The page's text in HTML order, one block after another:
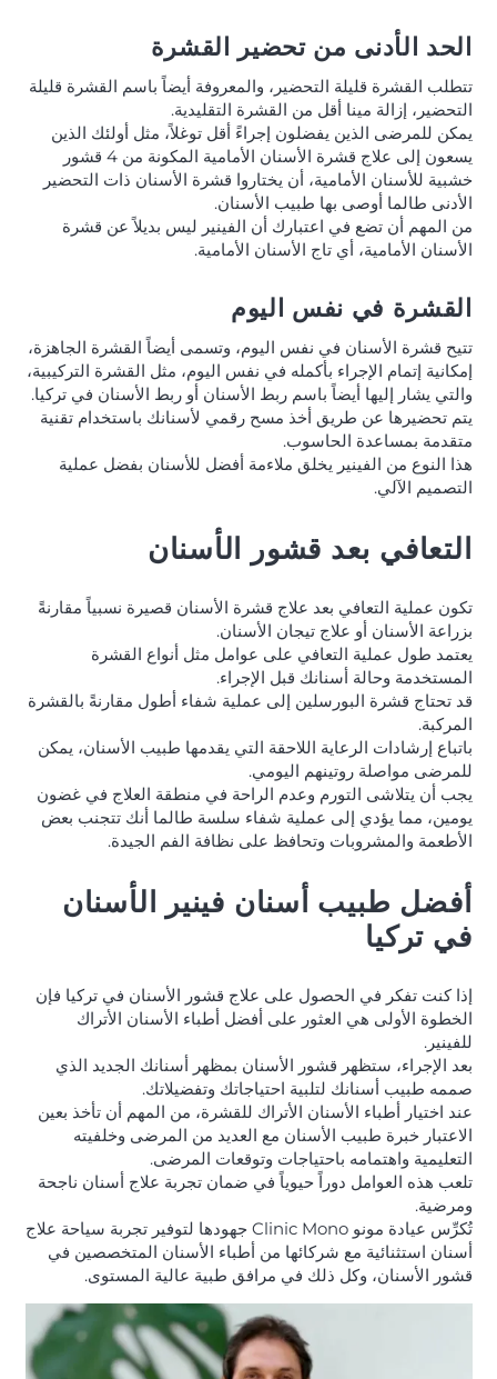
الحد الأدنى من تحضير القشرة
تتطلب القشرة قليلة التحضير، والمعروفة أيضاً باسم القشرة قليلة
التحضير، إزالة مينا أقل من القشرة التقليدية.
يمكن للمرضى الذين يفضلون إجراءً أقل توغلاً، مثل أولئك الذين
يسعون إلى علاج قشرة الأسنان الأمامية المكونة من 4 قشور
خشبية للأسنان الأمامية، أن يختاروا قشرة الأسنان ذات التحضير
الأدنى طالما أوصى بها طبيب الأسنان.
من المهم أن تضع في اعتبارك أن الفينير ليس بديلاً عن قشرة
الأسنان الأمامية، أي تاج الأسنان الأمامية.
القشرة في نفس اليوم
تتيح قشرة الأسنان في نفس اليوم، وتسمى أيضاً القشرة الجاهزة،
إمكانية إتمام الإجراء بأكمله في نفس اليوم، مثل القشرة التركيبية،
والتي يشار إليها أيضاً باسم ربط الأسنان أو ربط الأسنان في تركيا.
يتم تحضيرها عن طريق أخذ مسح رقمي لأسنانك باستخدام تقنية
متقدمة بمساعدة الحاسوب.
هذا النوع من الفينير يخلق ملاءمة أفضل للأسنان بفضل عملية
التصميم الآلي.
التعافي بعد قشور الأسنان
تكون عملية التعافي بعد علاج قشرة الأسنان قصيرة نسبياً مقارنةً
بزراعة الأسنان أو علاج تيجان الأسنان.
يعتمد طول عملية التعافي على عوامل مثل أنواع القشرة
المستخدمة وحالة أسنانك قبل الإجراء.
قد تحتاج قشرة البورسلين إلى عملية شفاء أطول مقارنةً بالقشرة
المركبة.
باتباع إرشادات الرعاية اللاحقة التي يقدمها طبيب الأسنان، يمكن
للمرضى مواصلة روتينهم اليومي.
يجب أن يتلاشى التورم وعدم الراحة في منطقة العلاج في غضون
يومين، مما يؤدي إلى عملية شفاء سلسة طالما أنك تتجنب بعض
الأطعمة والمشروبات وتحافظ على نظافة الفم الجيدة.
أفضل طبيب أسنان فينير الأسنان
في تركيا
إذا كنت تفكر في الحصول على علاج قشور الأسنان في تركيا فإن
الخطوة الأولى هي العثور على أفضل أطباء الأسنان الأتراك
للفينير.
بعد الإجراء، ستظهر قشور الأسنان بمظهر أسنانك الجديد الذي
صممه طبيب أسنانك لتلبية احتياجاتك وتفضيلاتك.
عند اختيار أطباء الأسنان الأتراك للقشرة، من المهم أن تأخذ بعين
الاعتبار خبرة طبيب الأسنان مع العديد من المرضى وخلفيته
التعليمية واهتمامه باحتياجات وتوقعات المرضى.
تلعب هذه العوامل دوراً حيوياً في ضمان تجربة علاج أسنان ناجحة
ومرضية.
تُكرِّس عيادة مونو Clinic Mono جهودها لتوفير تجربة سياحة علاج
أسنان استثنائية مع شركائها من أطباء الأسنان المتخصصين في
قشور الأسنان، وكل ذلك في مرافق طبية عالية المستوى.